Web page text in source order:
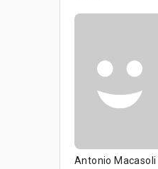
Antonio Macasoli